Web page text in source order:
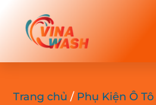
Trang chủ / Phụ Kiện Ô Tô